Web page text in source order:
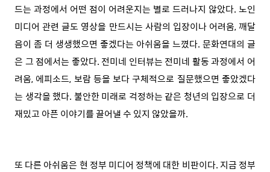
드는 과정에서 어떤 점이 어려운지는 별로 드러나지 않았다. 노인
미디어 관련 글도 영상을 만드시는 사람의 입장이나 어려움, 깨달
음이 좀 더 생생했으면 좋겠다는 아쉬움을 느꼈다. 문화연대의 글
은 그 점에서는 좋았다. 전미네 인터뷰는 전미네 활동 과정에서 어
려움, 에피소드, 보람 등을 보다 구체적으로 질문했으면 좋았겠다
는 생각을 했다. 불안한 미래로 걱정하는 같은 청년의 입장으로 더
재밌고 아픈 이야기를 끌어낼 수 있지 않았을까.
또 다른 아쉬움은 현 정부 미디어 정책에 대한 비판이다. 지금 정부